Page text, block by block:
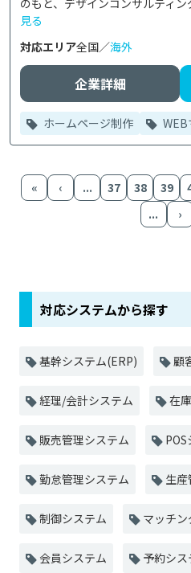
のもと、デザインコンサルティ
見る
対応エリア全国／海外
企業詳細
ホームページ制作
« ‹ ... 37 38 39
...
›
対応システムから探す
基幹システム(ERP) 顧
経理/会計システム 在
販売管理システム
勤怠管理システム 生
制御システム マッチ
会員システム 予約シス